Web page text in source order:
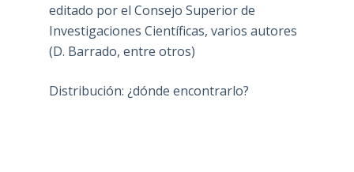
editado por el Consejo Superior de
Investigaciones Científicas, varios autores
(D. Barrado, entre otros)
Distribución: ¿dónde encontrarlo?